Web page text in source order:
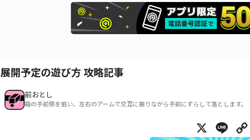
展開予定の遊び方 攻略記事
前おとし
箱の手前側を狙い、左右のアームで交互に振りながら手前にずらして落とします。
X Line